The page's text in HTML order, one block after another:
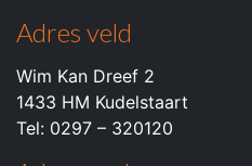
Adres veld
Wim Kan Dreef 2
1433 HM Kudelstaart
Tel: 0297 – 320120